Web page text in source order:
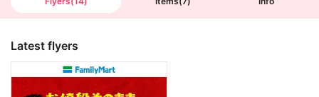
Latest flyers